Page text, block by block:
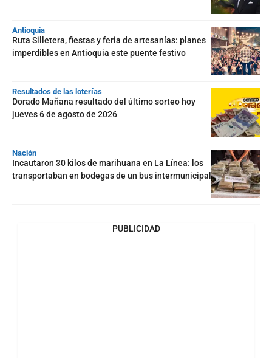
Antioquia
Ruta Silletera, fiestas y feria de artesanías: planes
imperdibles en Antioquia este puente festivo
Resultados de las loterías
Dorado Mañana resultado del último sorteo hoy
jueves 6 de agosto de 2026
Nación
Incautaron 30 kilos de marihuana en La Línea: los
transportaban en bodegas de un bus intermunicipal
PUBLICIDAD